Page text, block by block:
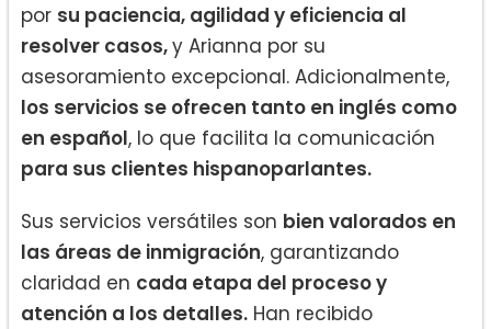
por su paciencia, agilidad y eficiencia al
resolver casos,y Arianna por su
asesoramiento excepcional. Adicionalmente,
los servicios se ofrecen tanto en inglés como
en español, lo que facilita la comunicación
para sus clientes hispanoparlantes.
Sus servicios versátiles son bien valorados en
las áreas de inmigración, garantizando
claridad en cada etapa del proceso y
atención a los detalles. Han recibido